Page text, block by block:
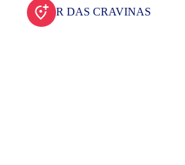
R DAS CRAVINAS